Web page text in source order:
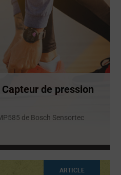
de pression
de Bosch Sensortec
ARTICLE